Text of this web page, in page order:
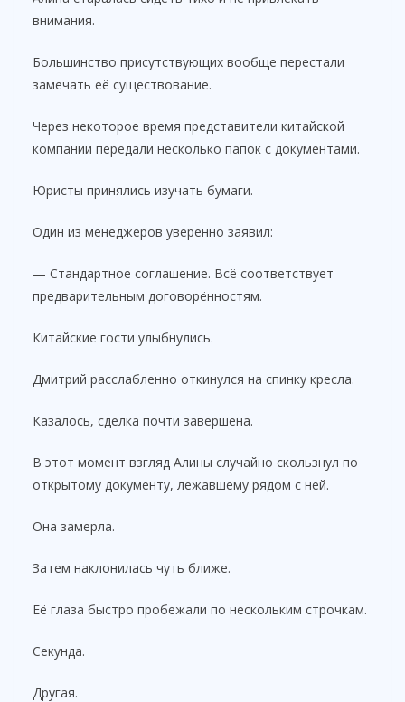
внимания.
Большинство присутствующих вообще перестали
замечать её существование.
Через некоторое время представители китайской
компании передали несколько папок с документами.
Юристы принялись изучать бумаги.
Один из менеджеров уверенно заявил:
— Стандартное соглашение. Всё соответствует
предварительным договорённостям.
Китайские гости улыбнулись.
Дмитрий расслабленно откинулся на спинку кресла.
Казалось, сделка почти завершена.
В этот момент взгляд Алины случайно скользнул по
открытому документу, лежавшему рядом с ней.
Она замерла.
Затем наклонилась чуть ближе.
Её глаза быстро пробежали по нескольким строчкам.
Секунда.
Другая.